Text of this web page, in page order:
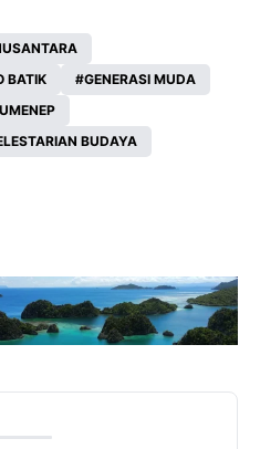
BATIK
GENERASI MUDA
BUDAYA